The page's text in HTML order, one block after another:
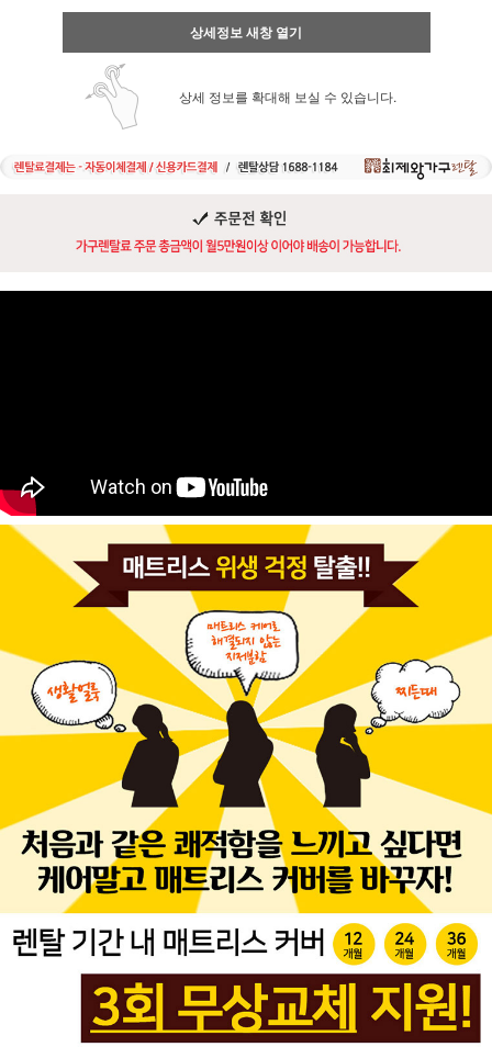
상세정보 새창 열기
상세 정보를 확대해 보실 수 있습니다.